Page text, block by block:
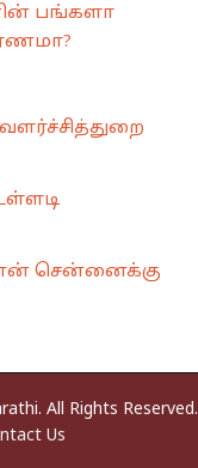
பங்களா
வளர்ச்சித்துறை
சென்னைக்கு
All Rights Reserved.
Us